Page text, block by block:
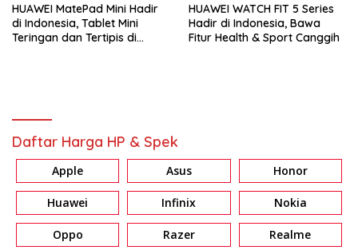
HUAWEI MatePad Mini Hadir
di Indonesia, Tablet Mini
Teringan dan Tertipis di
HUAWEI WATCH FIT 5 Series
Hadir di Indonesia, Bawa
Fitur Health & Sport Canggih
Daftar Harga HP & Spek
Apple Asus Honor
Huawei Infinix Nokia
Oppo Razer Realme